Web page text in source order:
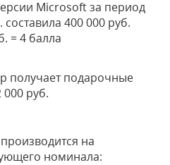
Microsoft за период
400 000 руб.
= 4 балла
получает подарочные
руб.
на
номинала: